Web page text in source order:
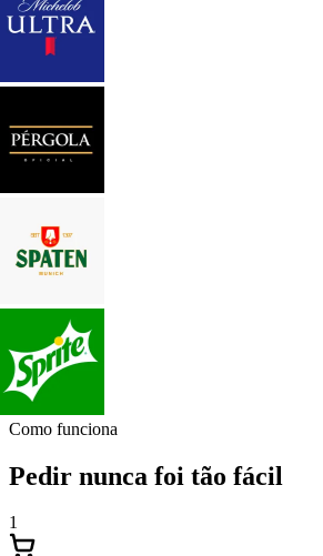
Como funciona
Pedir nunca foi tão fácil
1